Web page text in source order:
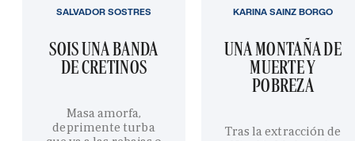
SOIS UNA BANDA
DE CRETINOS
Masa amorfa,
deprimente turba
SALVADOR SOSTRES
UNA MONTAÑA DE
MUERTE Y
POBREZA
Tras la extracción de
KARINA SAINZ BORGO